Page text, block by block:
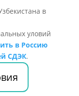
уловий
в Россию
СДЭК.